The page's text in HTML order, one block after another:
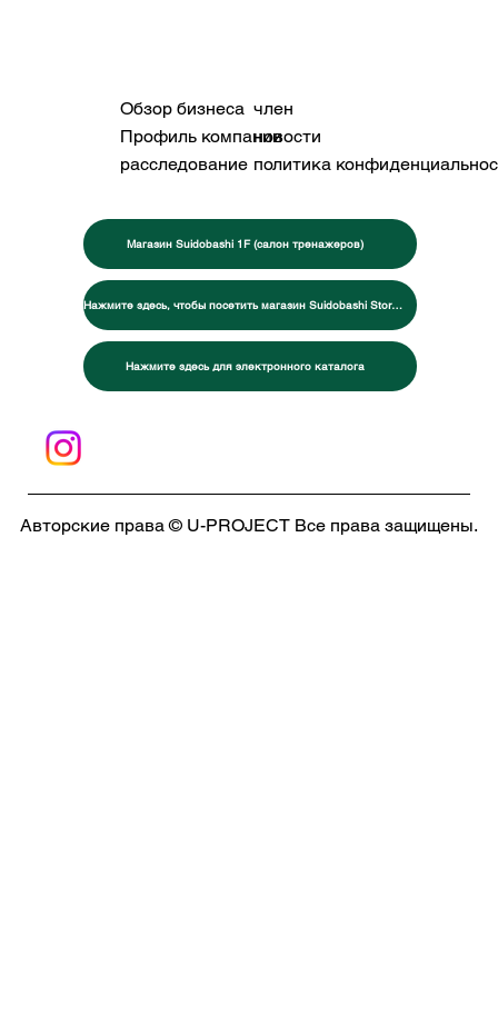
Магазин Suidobashi 1F (салон тренажеров)
Нажмите здесь, чтобы посетить магазин Suidobashi Store 2F (специализированный магазин товаров для боевых искусств и тренировок)
Нажмите здесь для электронного каталога
Обзор бизнеса член
Профиль компанииновости
расследование политика
Авторские права © U-PROJECT Все права защищены.